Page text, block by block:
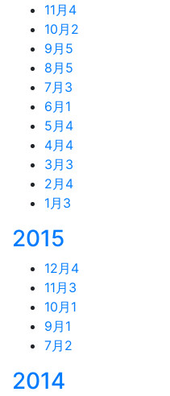
11月 4
10月 2
9月 5
8月 5
7月 3
6月 1
5月 4
4月 4
3月 3
2月 4
1月 3
2015
12月 4
11月 3
10月 1
9月 1
7月 2
2014